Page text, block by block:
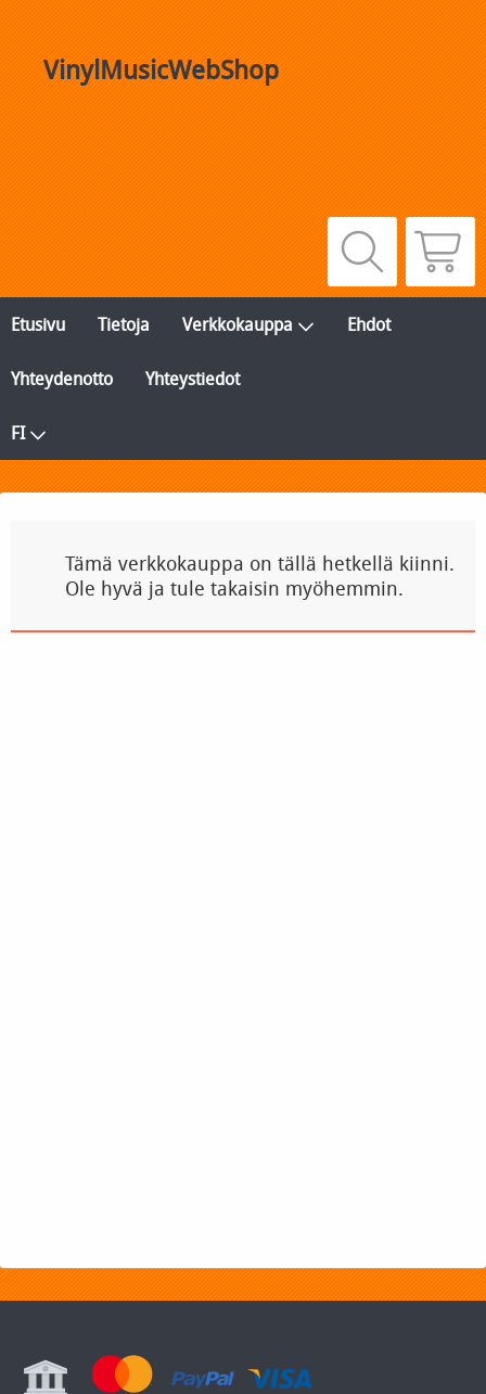
VinylMusicWebShop
Etusivu Tietoja Verkkokauppa Ehdot
Yhteydenotto Yhteystiedot
FI
Tämä verkkokauppa on tällä hetkellä kiinni.
Ole hyvä ja tule takaisin myöhemmin.